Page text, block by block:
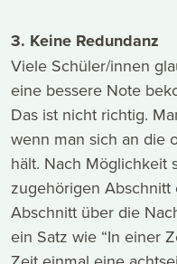
3. Keine Redundanz
Viele Schüler/innen
eine bessere Note
Das ist nicht richtig.
wenn man sich an die
hält. Nach Möglichkeit
zugehörigen
Abschnitt über die
ein Satz wie “In einer